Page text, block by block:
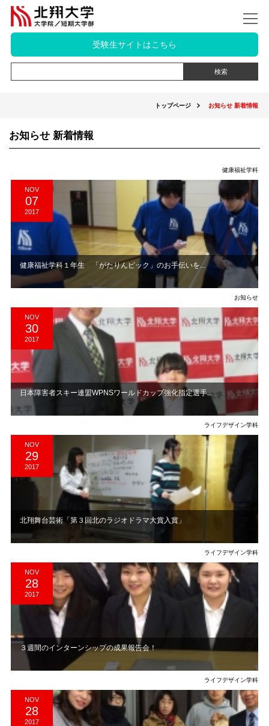
受験生サイトはこちら
トップページ お知らせ 新着情報
お知らせ 新着情報
健康福祉学科
NOV
07
2017
健康福祉学科１年生 「がたりんピック」のお手伝いを...
お知らせ
NOV
30
2017
日本障害者スキー連盟WPNSワールドカップ強化指定選手...
ライフデザイン学科
NOV
29
2017
北翔舞台芸術「第３回北のラジオドラマ大賞入賞」
ライフデザイン学科
NOV
28
2017
３週間のインターンシップの成果報告会！
ライフデザイン学科
NOV
28
2017